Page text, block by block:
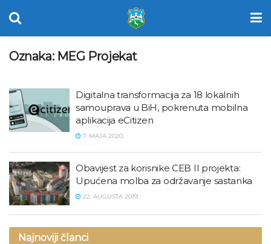
Oznaka: MEG Projekat
Digitalna transformacija za 18 lokalnih
samouprava u BiH, pokrenuta mobilna
aplikacija eCitizen
7. MAJA 2020.
Obavijest za korisnike CEB II projekta:
Upućena molba za održavanje sastanka
22. AUGUSTA 2019.
Najnoviji članci